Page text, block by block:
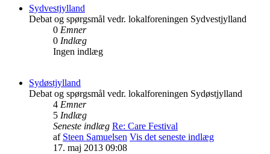
Sydvestjylland
Debat og spørgsmål vedr. lokalforeningen Sydvestjylland
0 Emner
0 Indlæg
Ingen indlæg
Sydøstjylland
Debat og spørgsmål vedr. lokalforeningen Sydøstjylland
4 Emner
5 Indlæg
Seneste indlæg Re: Care Festival
af Steen Samuelsen Vis det seneste indlæg
17. maj 2013 09:08